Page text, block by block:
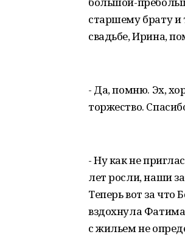
старшему брату и
свадьбе, Ирина,
- Да, помню. Эх,
торжество.
- Ну как не
лет росли, наши
Теперь вот за что
вздохнула
с жильем не